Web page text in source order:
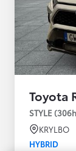
Toyota
STYLE
KRYLBO
HYBRID